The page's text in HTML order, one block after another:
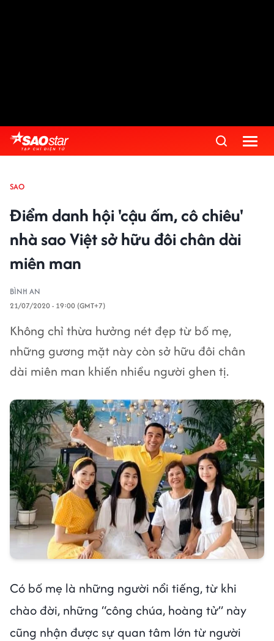
SAO
Điểm danh hội 'cậu ấm, cô chiêu'
nhà sao Việt sở hữu đôi chân dài
miên man
BÌNH AN
21/07/2020 - 19:00 (GMT+7)
Không chỉ thừa hưởng nét đẹp từ bố mẹ,
những gương mặt này còn sở hữu đôi chân
dài miên man khiến nhiều người ghen tị.
Có bố mẹ là những người nổi tiếng, từ khi
chào đời, những “công chúa, hoàng tử” này
cũng nhận được sự quan tâm lớn từ người